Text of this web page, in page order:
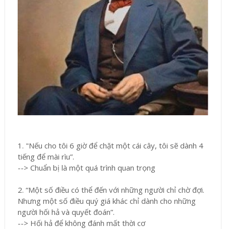
1. "Nếu cho tôi 6 giờ để chặt một cái cây, tôi sẽ dành 4
tiếng để mài rìu”.
--> Chuẩn bị là một quá trình quan trọng
2. “Một số điều có thể đến với những người chỉ chờ đợi.
Nhưng một số điều quý giá khác chỉ dành cho những
người hối hả và quyết đoán”.
--> Hối hả để không đánh mất thời cơ